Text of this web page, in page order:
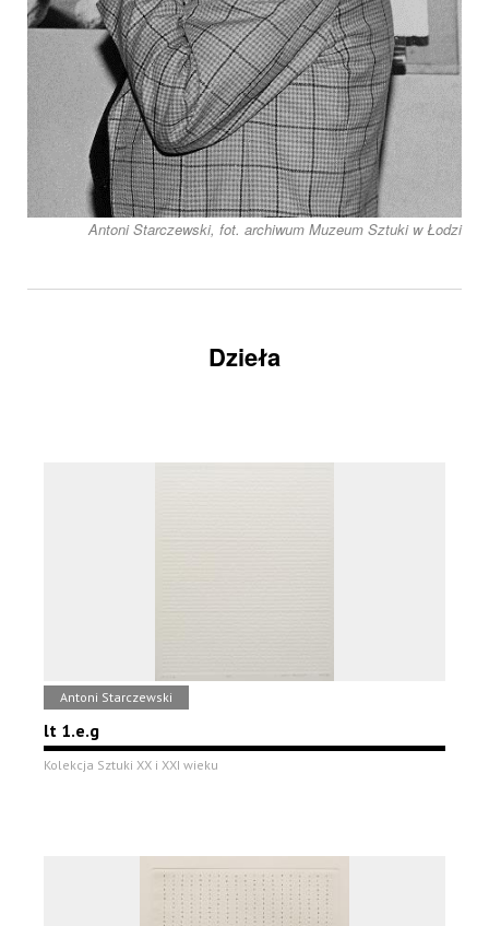
Antoni Starczewski, fot. archiwum Muzeum Sztuki w Łodzi
Dzieła
Antoni Starczewski
lt 1.e.g
Kolekcja Sztuki XX i XXI wieku